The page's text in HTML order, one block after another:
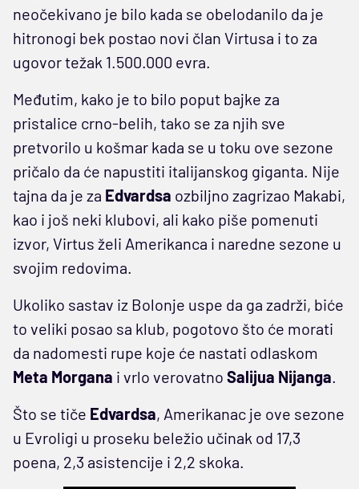
neočekivano je bilo kada se obelodanilo da je
hitronogi bek postao novi član Virtusa i to za
ugovor težak 1.500.000 evra.
Međutim, kako je to bilo poput bajke za
pristalice crno-belih, tako se za njih sve
pretvorilo u košmar kada se u toku ove sezone
pričalo da će napustiti italijanskog giganta. Nije
tajna da je za Edvardsa ozbiljno zagrizao Makabi,
kao i još neki klubovi, ali kako piše pomenuti
izvor, Virtus želi Amerikanca i naredne sezone u
svojim redovima.
Ukoliko sastav iz Bolonje uspe da ga zadrži, biće
to veliki posao sa klub, pogotovo što će morati
da nadomesti rupe koje će nastati odlaskom
Meta Morgana i vrlo verovatno Salijua Nijanga.
Što se tiče Edvardsa, Amerikanac je ove sezone
u Evroligi u proseku beležio učinak od 17,3
poena, 2,3 asistencije i 2,2 skoka.